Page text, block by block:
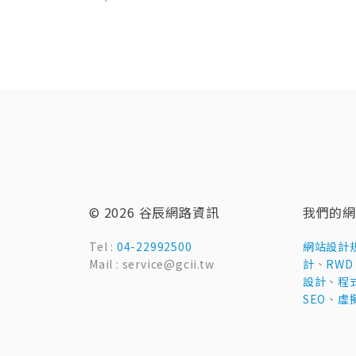
© 2026 谷辰網路資訊
Tel : 04-22992500
Mail : service@gcii.tw
我們的
網站設計
計 、
設計 、程
SEO 、 虛